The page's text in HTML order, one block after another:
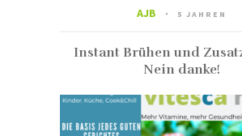
AJB 5 JAHREN
Instant Brühen und
Nein danke!